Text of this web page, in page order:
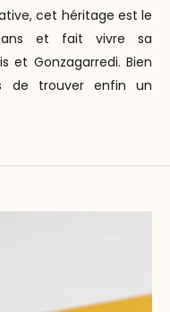
cet héritage est le
ans et fait vivre sa
et Gonzagarredi. Bien
de trouver enfin un